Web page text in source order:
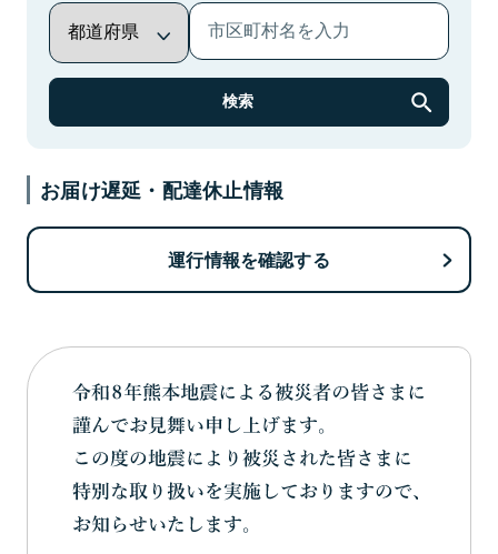
検索
お届け遅延・配達休止情報
運行情報を確認する